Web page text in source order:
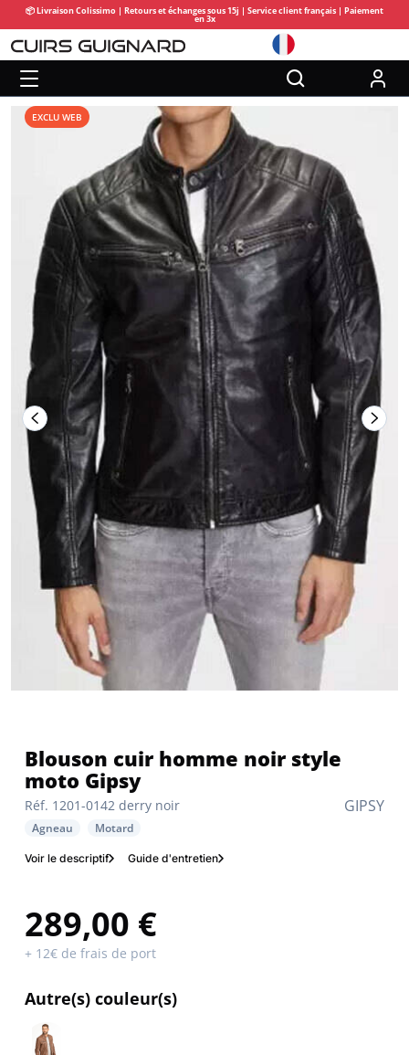
📦 Livraison Colissimo | Retours et échanges sous 15j | Service client français | Paiement
en 3x
GIPSY
Réf. 1201-0142 derry noir
Blouson cuir homme noir style
moto Gipsy
Agneau Motard
Voir le descriptif Guide d'entretien
289,00 €
+ 12€ de frais de port
Autre(s) couleur(s)
EXCLU WEB